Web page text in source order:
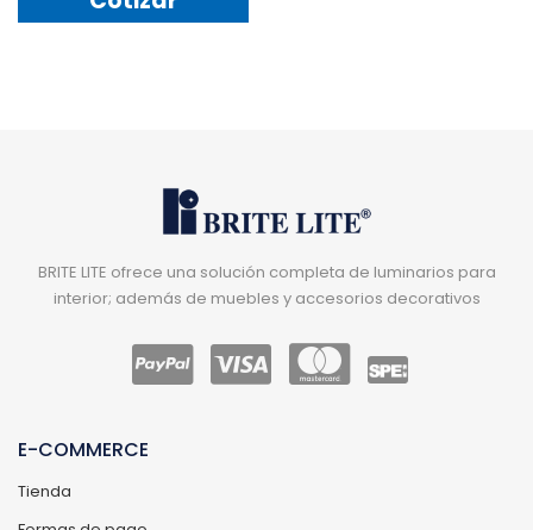
BRITE LITE ofrece una solución completa de luminarios para
interior; además de muebles y accesorios decorativos
E-COMMERCE
Tienda